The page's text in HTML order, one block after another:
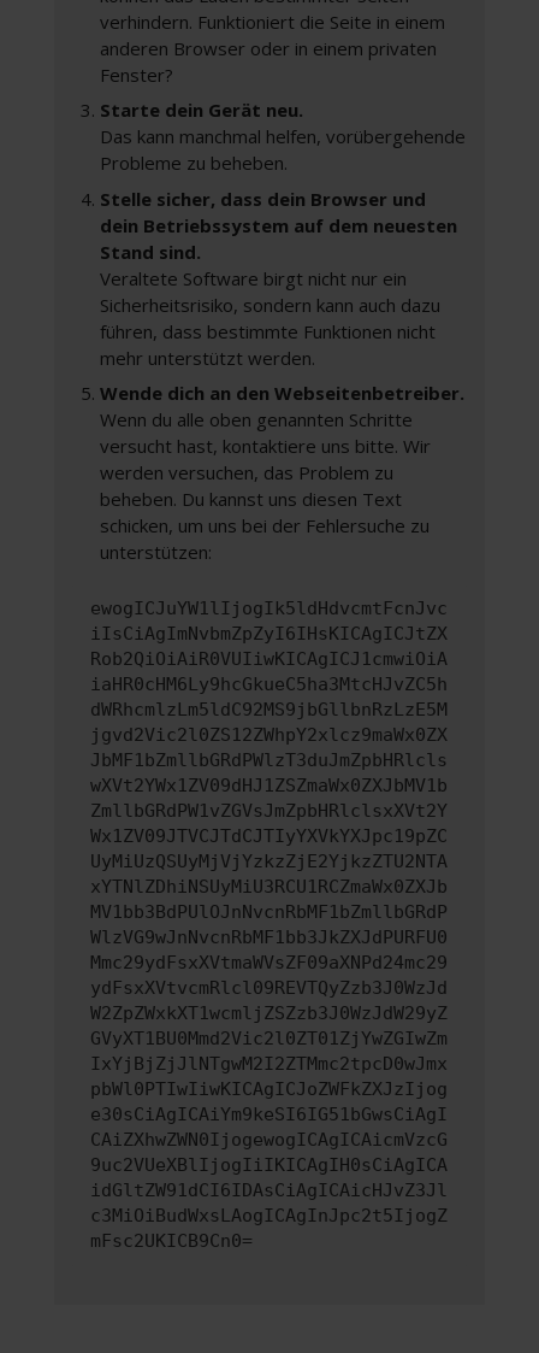
verhindern. Funktioniert die Seite in einem
anderen Browser oder in einem privaten
Fenster?
Starte dein Gerät neu.
Das kann manchmal helfen, vorübergehende
Probleme zu beheben.
Stelle sicher, dass dein Browser und
dein Betriebssystem auf dem neuesten
Stand sind.
Veraltete Software birgt nicht nur ein
Sicherheitsrisiko, sondern kann auch dazu
führen, dass bestimmte Funktionen nicht
mehr unterstützt werden.
Wende dich an den Webseitenbetreiber.
Wenn du alle oben genannten Schritte
versucht hast, kontaktiere uns bitte. Wir
werden versuchen, das Problem zu
beheben. Du kannst uns diesen Text
schicken, um uns bei der Fehlersuche zu
unterstützen:
ewogICJuYW1lIjogIk5ldHdvcmtFcnJvc
iIsCiAgImNvbmZpZyI6IHsKICAgICJtZX
Rob2QiOiAiR0VUIiwKICAgICJ1cmwiOiA
iaHR0cHM6Ly9hcGkueC5ha3MtcHJvZC5h
dWRhcmlzLm5ldC92MS9jbGllbnRzLzE5M
jgvd2Vic2l0ZS12ZWhpY2xlcz9maWx0ZX
JbMF1bZmllbGRdPWlzT3duJmZpbHRlcls
wXVt2YWx1ZV09dHJ1ZSZmaWx0ZXJbMV1b
ZmllbGRdPW1vZGVsJmZpbHRlclsxXVt2Y
Wx1ZV09JTVCJTdCJTIyYXVkYXJpc19pZC
UyMiUzQSUyMjVjYzkzZjE2YjkzZTU2NTA
xYTNlZDhiNSUyMiU3RCU1RCZmaWx0ZXJb
MV1bb3BdPUlOJnNvcnRbMF1bZmllbGRdP
WlzVG9wJnNvcnRbMF1bb3JkZXJdPURFU0
Mmc29ydFsxXVtmaWVsZF09aXNPd24mc29
ydFsxXVtvcmRlcl09REVTQyZzb3J0WzJd
W2ZpZWxkXT1wcmljZSZzb3J0WzJdW29yZ
GVyXT1BU0Mmd2Vic2l0ZT01ZjYwZGIwZm
IxYjBjZjJlNTgwM2I2ZTMmc2tpcD0wJmx
pbWl0PTIwIiwKICAgICJoZWFkZXJzIjog
e30sCiAgICAiYm9keSI6IG51bGwsCiAgI
CAiZXhwZWN0IjogewogICAgICAicmVzcG
9uc2VUeXBlIjogIiIKICAgIH0sCiAgICA
idGltZW91dCI6IDAsCiAgICAicHJvZ3Jl
c3MiOiBudWxsLAogICAgInJpc2t5IjogZ
mFsc2UKICB9Cn0=